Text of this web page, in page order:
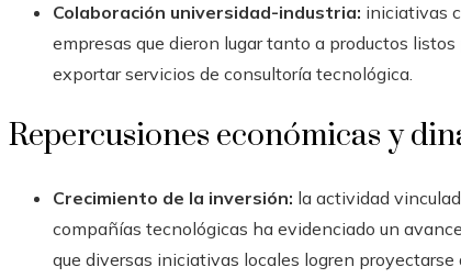
Colaboración universidad-industria: iniciativas
empresas que dieron lugar tanto a productos
exportar servicios de consultoría tecnológica.
Repercusiones económicas y
Crecimiento de la inversión: la actividad
compañías tecnológicas ha evidenciado un
que diversas iniciativas locales logren